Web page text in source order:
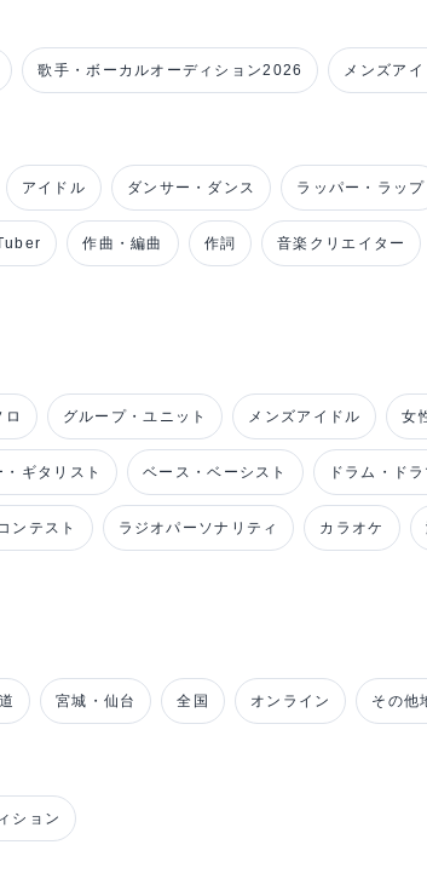
歌手・ボーカルオーディション2026 メンズア
アイドル ダンサー・ダンス ラッパー・ラップ
作曲・編曲 作詞 音楽クリエイター
ロ グループ・ユニット メンズアイドル 女
・ギタリスト ベース・ベーシスト ドラム・ド
ンテスト ラジオパーソナリティ カラオケ
宮城・仙台 全国 オンライン その他
ション